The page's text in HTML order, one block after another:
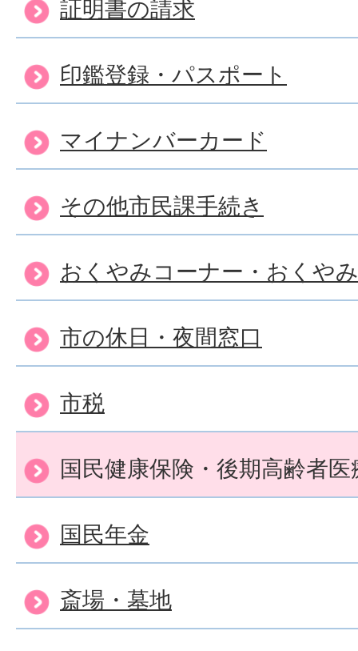
が。
付金について知りたい。
証明書の請求
印鑑登録・パスポート
マイナンバーカード
その他市民課手続き
おくやみコーナー・おくや
市の休日・夜間窓口
市税
国民健康保険・後期高齢者医
国民年金
斎場・墓地